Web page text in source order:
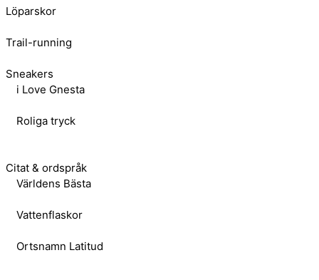
Löparskor
Trail-running
Sneakers
i Love Gnesta
Roliga tryck
Citat & ordspråk
Världens Bästa
Vattenflaskor
Ortsnamn Latitud